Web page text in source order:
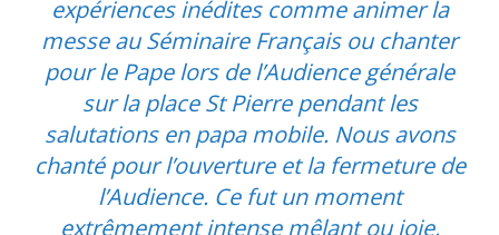
expériences inédites comme animer la
messe au Séminaire Français ou chanter
pour le Pape lors de l’Audience générale
sur la place St Pierre pendant les
salutations en papa mobile. Nous avons
chanté pour l’ouverture et la fermeture de
l’Audience. Ce fut un moment
extrêmement intense mêlant ou joie,